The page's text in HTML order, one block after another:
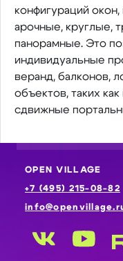
конфигураций
арочные, круглые,
панорамные. Это
индивидуальные
веранд, балконов,
объектов, таких
сдвижные
OPEN VILLAGE
+7 (495) 215-08-82